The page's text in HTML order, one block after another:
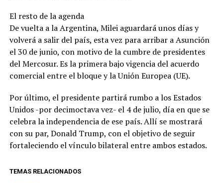
El resto de la agenda
De vuelta a la Argentina, Milei aguardará unos días y
volverá a salir del país, esta vez para arribar a Asunción
el 30 de junio, con motivo de la cumbre de presidentes
del Mercosur. Es la primera bajo vigencia del acuerdo
comercial entre el bloque y la Unión Europea (UE).
Por último, el presidente partirá rumbo a los Estados
Unidos -por decimoctava vez- el 4 de julio, día en que se
celebra la independencia de ese país. Allí se mostrará
con su par, Donald Trump, con el objetivo de seguir
fortaleciendo el vínculo bilateral entre ambos estados.
TEMAS RELACIONADOS